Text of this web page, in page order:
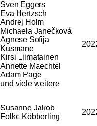
Sven Eggers
Eva Hertzsch
Andrej Holm
Michaela Janečková
Agnese Sofija
Kusmane
Kirsi Liimatainen
Annette Maechtel
Adam Page
und viele weitere
Susanne Jakob
Folke Köbberling